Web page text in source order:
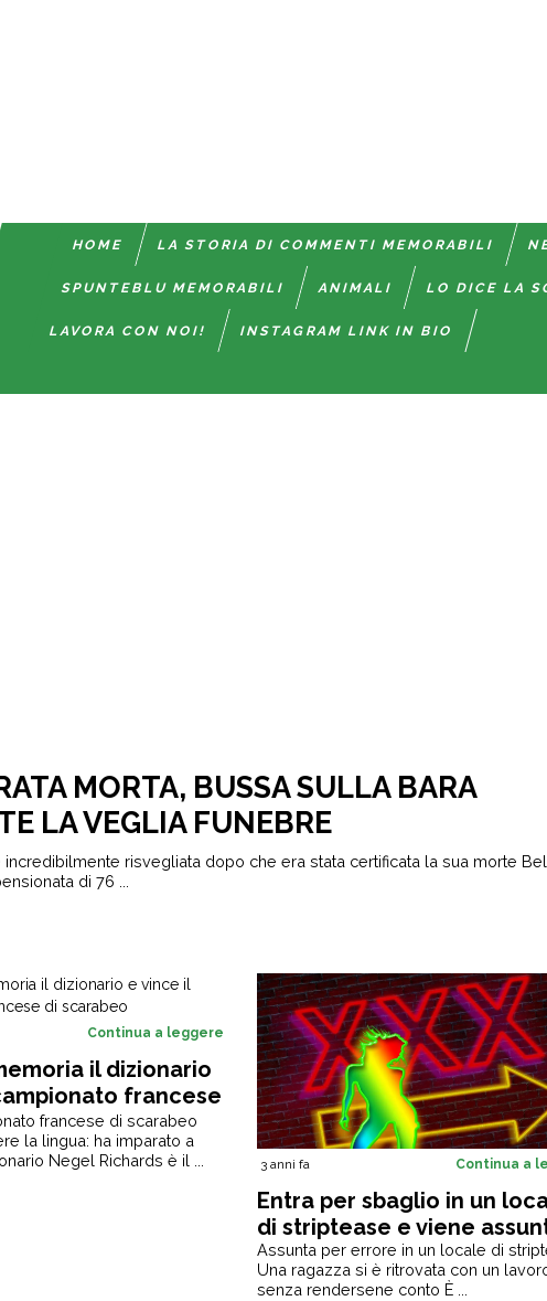
HOME LA STORIA DI COMMENTI MEMORABILI
SPUNTEBLU MEMORABILI ANIMALI LO DICE LA
LAVORA CON NOI! INSTAGRAM LINK IN BIO
MORTA, BUSSA SULLA BARA
LA VEGLIA FUNEBRE
incredibilmente risvegliata dopo che era stata certificata la sua morte
di 76 ...
Continua a leggere
il dizionario
francese
francese di scarabeo
la lingua: ha imparato a
Negel Richards è il ...
3 anni fa Continua a
Entra per sbaglio in un
di striptease e viene
Assunta per errore in un locale di
Una ragazza si è ritrovata con un
senza rendersene conto È ...